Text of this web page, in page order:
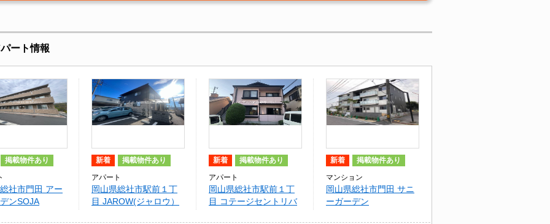
ート情報
掲載物件あり
社市門田 アー
ンSOJA
新着 掲載物件あり
アパート
岡山県総社市駅前１丁
目 JAROW(ジャロウ）
新着 掲載物件あり
アパート
岡山県総社市駅前１丁
目 コテージセントリバ
新着 掲載物件あり
マンション
岡山県総社市門田 サニ
ーガーデン